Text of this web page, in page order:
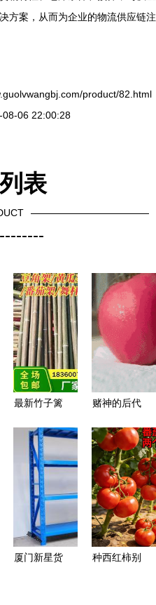
方案，从而为企业的物流供应链注
product/82.html
08-06 22:00:28
表
最新竹子篱
花网价格指
南
赌神的后代
位小宝宝用
勾花网赢了
所有人！
厦门新星货
种西红柿别